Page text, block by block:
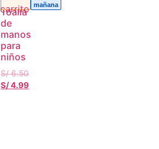
mañana
Toalla
de
manos
para
niños
S/6.50
S/4.99